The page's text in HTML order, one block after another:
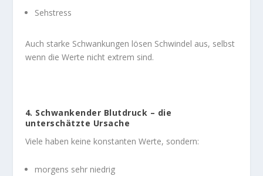
Sehstress
Auch starke Schwankungen lösen Schwindel aus, selbst
wenn die Werte nicht extrem sind.
4. Schwankender Blutdruck – die
unterschätzte Ursache
Viele haben keine konstanten Werte, sondern:
morgens sehr niedrig